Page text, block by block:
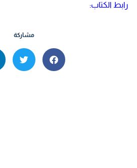
رابط الكتاب:
مشاركة